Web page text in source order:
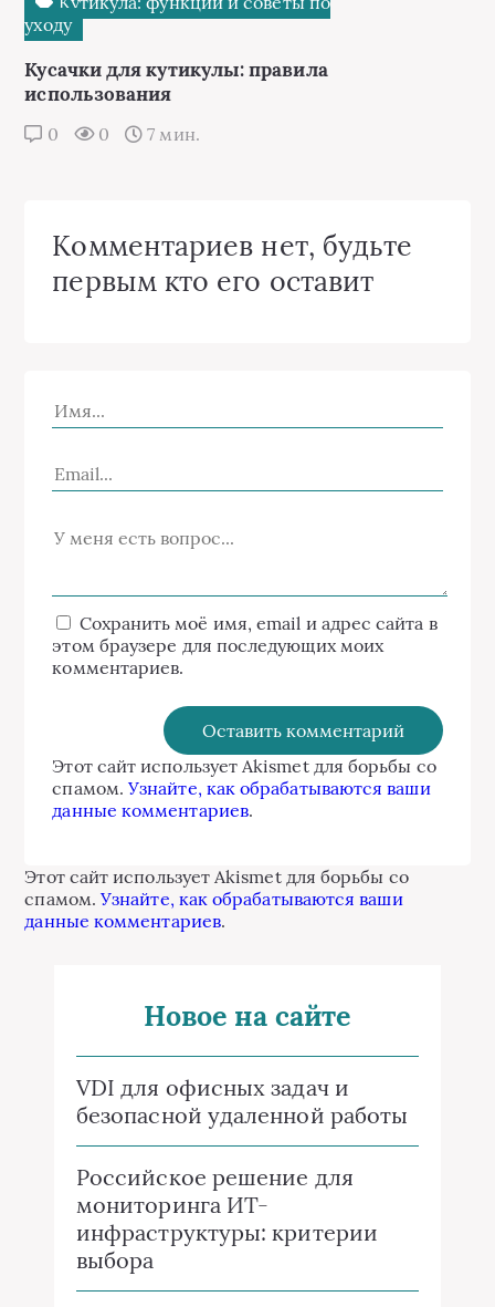
уходу
Кусачки для кутикулы: правила
использования
0 0 7 мин.
Комментариев нет, будьте
первым кто его оставит
Сохранить моё имя, email и адрес сайта в
этом браузере для последующих моих
комментариев.
Этот сайт использует Akismet для борьбы со
спамом.Узнайте, как обрабатываются ваши
данные комментариев.
Этот сайт использует Akismet для борьбы со
спамом.Узнайте, как обрабатываются ваши
данные комментариев.
Новое на сайте
VDI для офисных задач и
безопасной удаленной работы
Российское решение для
мониторинга ИТ-
инфраструктуры: критерии
выбора